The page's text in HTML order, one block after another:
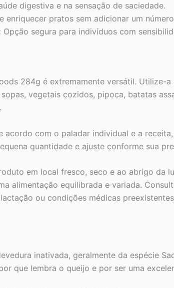
digestiva e na sensação de saciedade.
enriquecer pratos sem adicionar um
Opção segura para indivíduos com
284g é extremamente versátil.
vegetais cozidos, pipoca, batatas
acordo com o paladar individual e a
quantidade e ajuste conforme sua
em local fresco, seco e ao abrigo da
alimentação equilibrada e variada.
ou condições médicas
inativada, geralmente da espécie
que lembra o queijo e por ser uma